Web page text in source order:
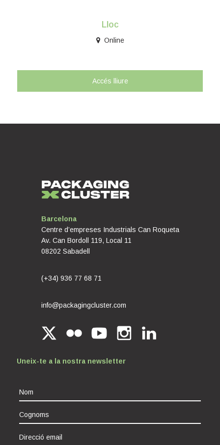
Lloc
Online
Accés lliure
Barcelona
Centre d’empreses Industrials Can Roqueta
Av. Can Bordoll 119, Local 11
08202 Sabadell
(+34) 936 77 68 71
info@packagingcluster.com
Uneix-te a la nostra newsletter